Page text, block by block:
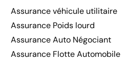
Assurance véhicule utilitaire
Assurance Poids lourd
Assurance Auto Négociant
Assurance Flotte Automobile